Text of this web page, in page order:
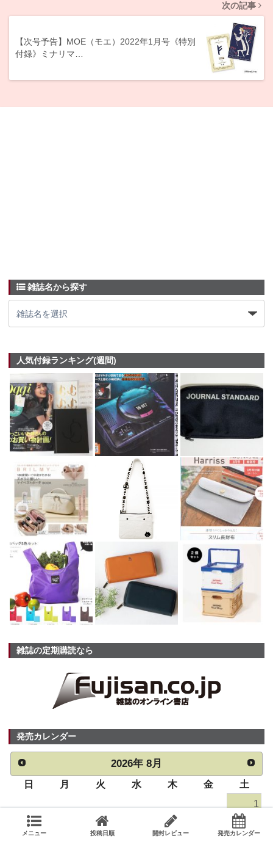
次の記事
【次号予告】MOE（モエ）2022年1月号《特別
付録》ミナリマ…
雑誌名から探す
人気付録ランキング(週間)
雑誌の定期購読なら
発売カレンダー
2026年 8月
日 月 火 水 木 金
土
1
2
メニュー 投稿日順 開封レビュー 発売カレンダー